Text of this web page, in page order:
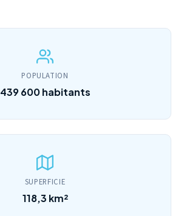
POPULATION
439 600 habitants
SUPERFICIE
118,3 km²